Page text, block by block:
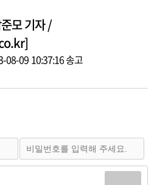
모 기자 /
08-09 10:37:16 송고